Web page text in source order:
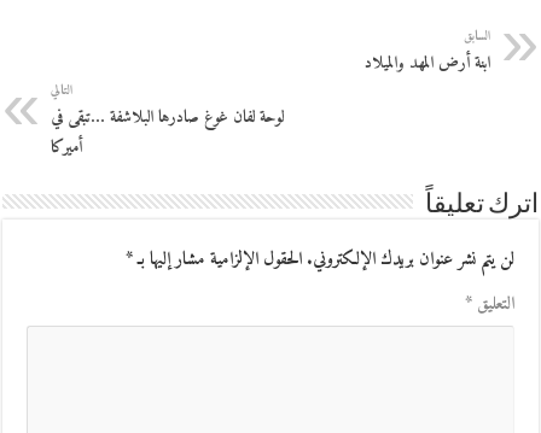
السابق
ابنة أرض المهد والميلاد
التالي
لوحة لفان غوغ صادرها البلاشفة …تبقى في
أميركا
اترك تعليقاً
لن يتم نشر عنوان بريدك الإلكتروني.الحقول الإلزامية مشار إليها بـ*
التعليق*